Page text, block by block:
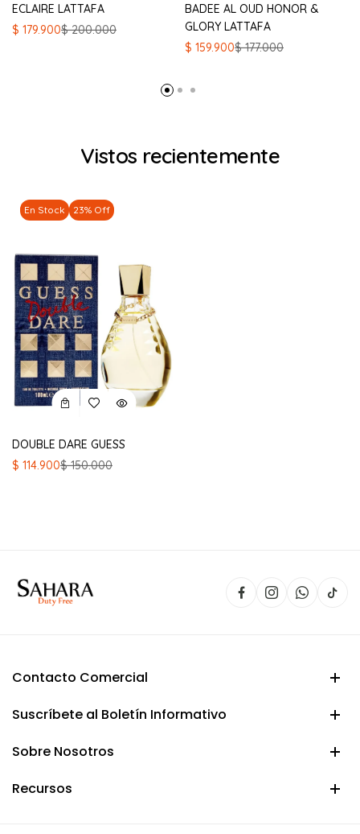
ECLAIRE LATTAFA
$200.000
El
$ 179.900
El
BADEE AL OUD HONOR &
GLORY LATTAFA
$177.000
El
era:
$ 159.900
El
es:
Vistos recientemente
En Stock 23% Off
DOUBLE DARE GUESS
$150.000
El
$ 114.900
El
Contacto Comercial
Suscríbete al Boletín Informativo
Sobre Nosotros
Recursos